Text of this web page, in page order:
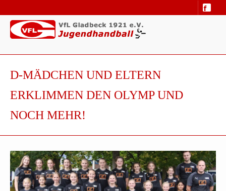
D-MÄDCHEN UND ELTERN
ERKLIMMEN DEN OLYMP UND
NOCH MEHR!